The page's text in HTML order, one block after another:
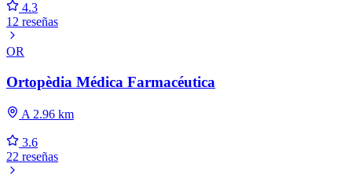
4.3
12 reseñas
OR
Ortopèdia Médica Farmacéutica
A 2.96 km
3.6
22 reseñas